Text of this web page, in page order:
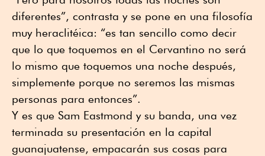
diferentes”, contrasta y se pone en una filosofía
muy heraclitéica: “es tan sencillo como decir
que lo que toquemos en el Cervantino no será
lo mismo que toquemos una noche después,
simplemente porque no seremos las mismas
personas para entonces”.
Y es que Sam Eastmond y su banda, una vez
terminada su presentación en la capital
guanajuatense, empacarán sus cosas para